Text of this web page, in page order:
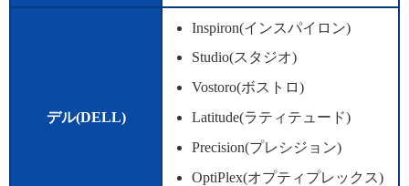
デル(DELL)
Inspiron(インスパイロン)
Studio(スタジオ)
Vostoro(ボストロ)
Latitude(ラティテュード)
Precision(プレシジョン)
OptiPlex(オプティプレックス)